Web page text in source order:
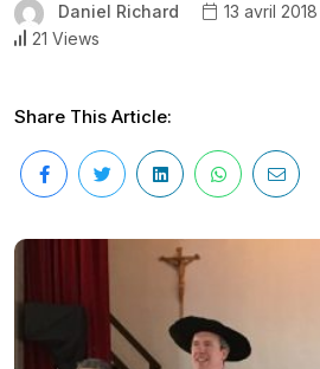
Daniel Richard 13 avril 2018
21 Views
Share This Article: